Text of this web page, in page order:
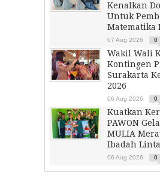
Kenalkan
Untuk
Matematika
07 Aug 2026 0
Wakil Wali
Kontingen
Surakarta
2026
06 Aug 2026 0
Kuatkan
PAWON
MULIA
Ibadah
06 Aug 2026 0